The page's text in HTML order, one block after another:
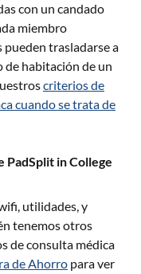
con un candado
miembro
trasladarse a
de habitación de un
criterios de
cuando se trata de
PadSplit in College
utilidades, y
tenemos otros
de consulta médica
de Ahorro para ver